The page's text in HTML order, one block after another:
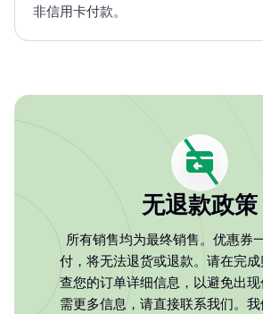
非信用卡付款。
无退款政策
所有销售均为最终销售。优惠券
付，将无法退货或退款。请在完
查您的订单详细信息，以避免出
需更多信息，请直接联系我们。